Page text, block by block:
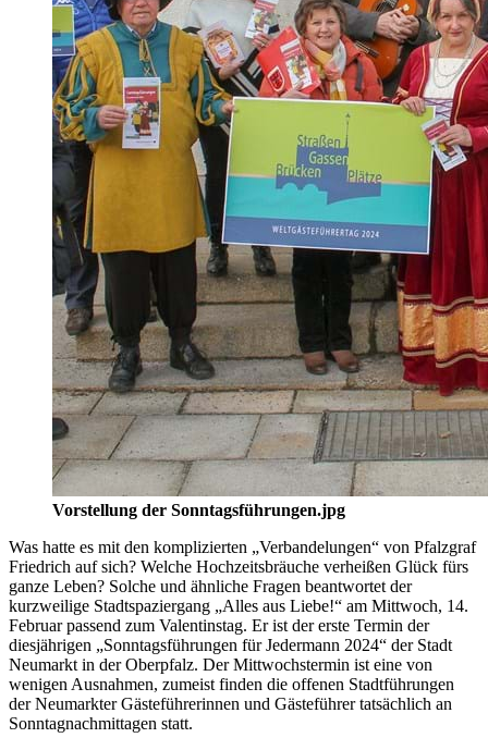
Vorstellung der Sonntagsführungen.jpg
Was hatte es mit den komplizierten „Verbandelungen“ von Pfalzgraf
Friedrich auf sich? Welche Hochzeitsbräuche verheißen Glück fürs
ganze Leben? Solche und ähnliche Fragen beantwortet der
kurzweilige Stadtspaziergang „Alles aus Liebe!“ am Mittwoch, 14.
Februar passend zum Valentinstag. Er ist der erste Termin der
diesjährigen „Sonntagsführungen für Jedermann 2024“ der Stadt
Neumarkt in der Oberpfalz. Der Mittwochstermin ist eine von
wenigen Ausnahmen, zumeist finden die offenen Stadtführungen
der Neumarkter Gästeführerinnen und Gästeführer tatsächlich an
Sonntagnachmittagen statt.